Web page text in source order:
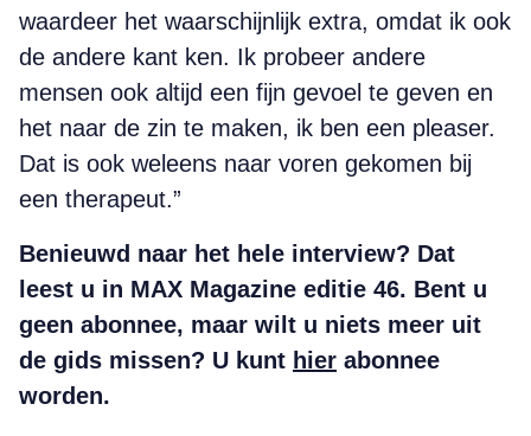
waardeer het waarschijnlijk extra, omdat ik ook
de andere kant ken. Ik probeer andere
mensen ook altijd een fijn gevoel te geven en
het naar de zin te maken, ik ben een pleaser.
Dat is ook weleens naar voren gekomen bij
een therapeut.”
Benieuwd naar het hele interview? Dat
leest u in MAX Magazine editie 46. Bent u
geen abonnee, maar wilt u niets meer uit
de gids missen? U kunt hier abonnee
worden.